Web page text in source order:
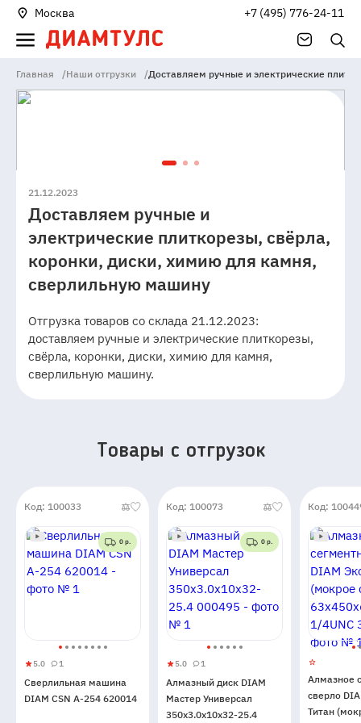
Москва +7 (495) 776-24-11
Главная /Наши отгрузки /Доставляем ручные и электрические
21.12.2023
Доставляем ручные и
электрические плиткорезы, свёрла,
коронки, диски, химию для камня,
сверлильную машину
Отгрузка товаров со склада 21.12.2023:
доставляем ручные и электрические плиткорезы,
свёрла, коронки, диски, химию для камня,
сверлильную машину.
Товары c отгрузок
Код: 100033
0 р.
Сверлильная
машина
DIAM
5.0
5
1 1
Сверлильная машина
DIAM CSN А-254 620014
Код: 100073
0 р.
Алмазный
диск
DIAM
5.0
5
1 1
Алмазный диск DIAM
Мастер Универсал
350x3.0x10x32-25.4
Код:
Алмазное
сверло
Титан